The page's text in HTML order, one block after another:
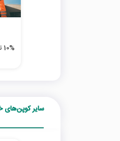
سایر کوپن‌های